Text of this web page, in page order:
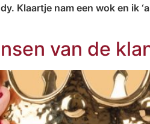
Klaartje nam een wok en ik
van de